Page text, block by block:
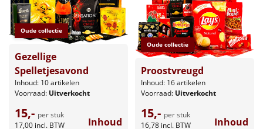
Oude collectie
Gezellige
Spelletjesavond
Inhoud: 10 artikelen
Voorraad: Uitverkocht
15,- per stuk
17,00 incl. BTW Inhoud
Oude collectie
Proostvreugd
Inhoud: 16 artikelen
Voorraad: Uitverkocht
15,- per stuk
16,78 incl. BTW Inhoud